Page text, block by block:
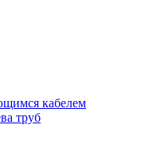
кабелем
труб